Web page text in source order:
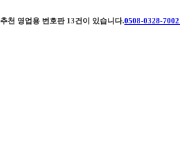
추천 영업용 번호판 13건이 있습니다.0508-0328-7002